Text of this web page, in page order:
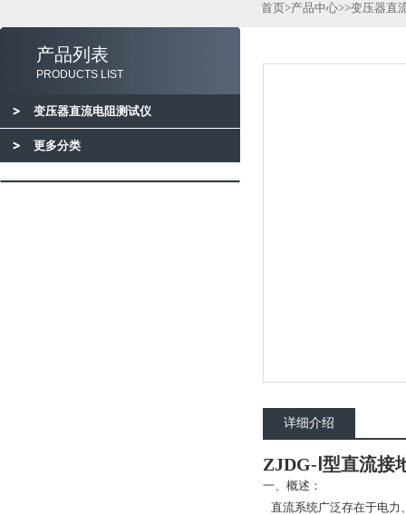
产品列表
PRODUCTS LIST
变压器直流电阻测试仪
更多分类
首页>产品中心>>变压器直
详细介绍
ZJDG-Ⅰ型直流接
一、概述：
直流系统广泛存在于电力